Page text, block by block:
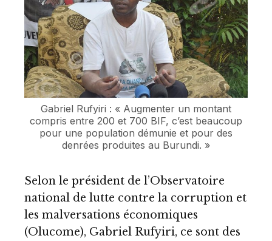
Gabriel Rufyiri : « Augmenter un montant
compris entre 200 et 700 BIF, c’est beaucoup
pour une population démunie et pour des
denrées produites au Burundi. »
Selon le président de l’Observatoire
national de lutte contre la corruption et
les malversations économiques
(Olucome), Gabriel Rufyiri, ce sont des